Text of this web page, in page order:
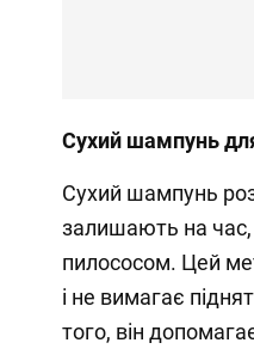
Сухий шампунь
Сухий шампунь
залишають на
пилососом. Цей
і не вимагає
того, він